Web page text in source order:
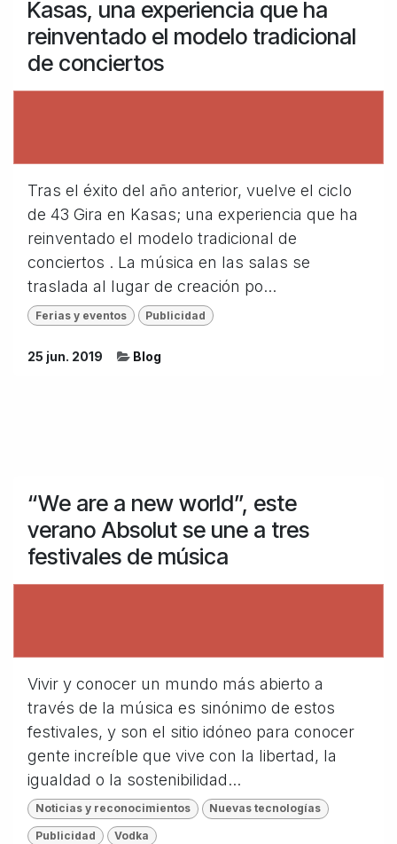
Kasas, una experiencia que ha
reinventado el modelo tradicional
de conciertos
Tras el éxito del año anterior, vuelve el ciclo
de 43 Gira en Kasas; una experiencia que ha
reinventado el modelo tradicional de
conciertos . La música en las salas se
traslada al lugar de creación po...
Ferias y eventos Publicidad
25 jun. 2019 Blog
“We are a new world”, este
verano Absolut se une a tres
festivales de música
Vivir y conocer un mundo más abierto a
través de la música es sinónimo de estos
festivales, y son el sitio idóneo para conocer
gente increíble que vive con la libertad, la
igualdad o la sostenibilidad...
Noticias y reconocimientos Nuevas tecnologías
Publicidad Vodka